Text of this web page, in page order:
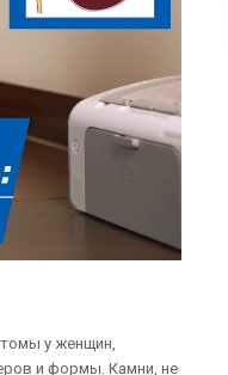
у женщин,
и формы. Камни, не